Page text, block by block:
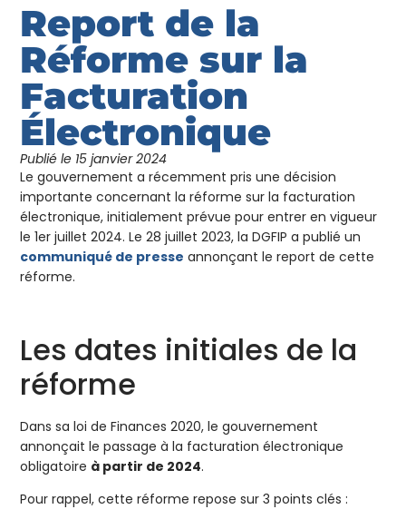
Report de la
Réforme sur la
Facturation
Électronique
Publié le 15 janvier 2024
Le gouvernement a récemment pris une décision
importante concernant la réforme sur la facturation
électronique, initialement prévue pour entrer en vigueur
le 1er juillet 2024. Le 28 juillet 2023, la DGFIP a publié un
communiqué de presse annonçant le report de cette
réforme.
Les dates initiales de la
réforme
Dans sa loi de Finances 2020, le gouvernement
annonçait le passage à la facturation électronique
obligatoire à partir de 2024.
Pour rappel, cette réforme repose sur 3 points clés :